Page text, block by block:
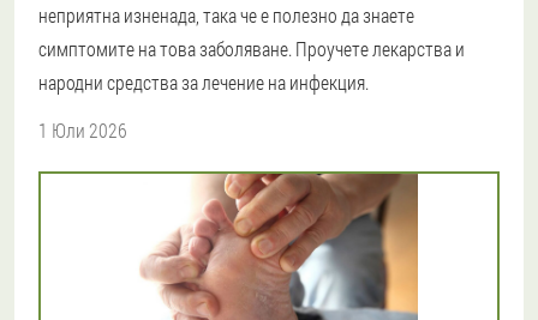
неприятна изненада, така че е полезно да знаете
симптомите на това заболяване. Проучете лекарства и
народни средства за лечение на инфекция.
1 Юли 2026